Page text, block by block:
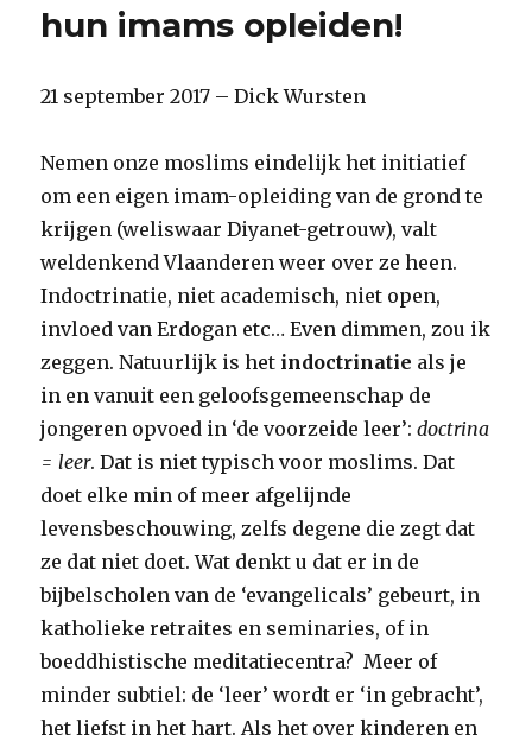
hun imams opleiden!
21 september 2017 – Dick Wursten
Nemen onze moslims eindelijk het initiatief
om een eigen imam-opleiding van de grond te
krijgen (weliswaar Diyanet-getrouw), valt
weldenkend Vlaanderen weer over ze heen.
Indoctrinatie, niet academisch, niet open,
invloed van Erdogan etc… Even dimmen, zou ik
zeggen. Natuurlijk is het indoctrinatie als je
in en vanuit een geloofsgemeenschap de
jongeren opvoed in ‘de voorzeide leer’:doctrina
= leer. Dat is niet typisch voor moslims. Dat
doet elke min of meer afgelijnde
levensbeschouwing, zelfs degene die zegt dat
ze dat niet doet. Wat denkt u dat er in de
bijbelscholen van de ‘evangelicals’ gebeurt, in
katholieke retraites en seminaries, of in
boeddhistische meditatiecentra? Meer of
minder subtiel: de ‘leer’ wordt er ‘in gebracht’,
het liefst in het hart. Als het over kinderen en